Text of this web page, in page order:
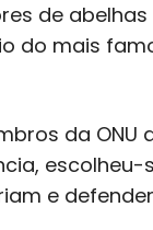
de
do mais
da
e